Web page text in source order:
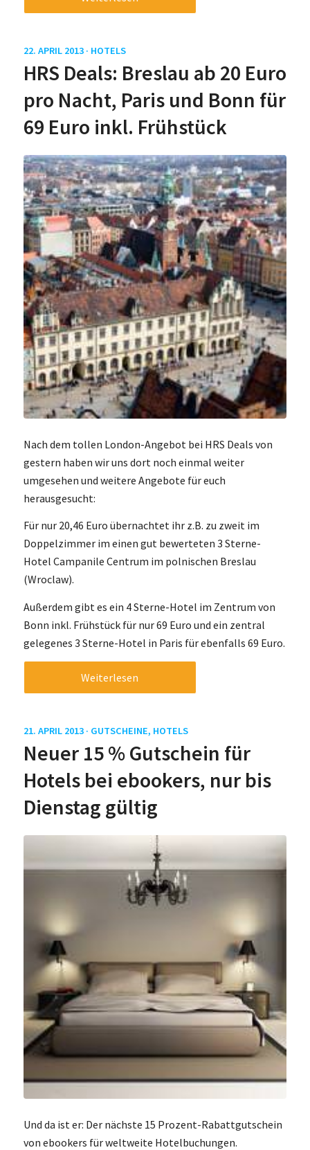
22. APRIL 2013 · HOTELS
HRS Deals: Breslau ab 20 Euro
pro Nacht, Paris und Bonn für
69 Euro inkl. Frühstück
Nach dem tollen London-Angebot bei HRS Deals von
gestern haben wir uns dort noch einmal weiter
umgesehen und weitere Angebote für euch
herausgesucht:
Für nur 20,46 Euro übernachtet ihr z.B. zu zweit im
Doppelzimmer im einen gut bewerteten 3 Sterne-
Hotel Campanile Centrum im polnischen Breslau
(Wroclaw).
Außerdem gibt es ein 4 Sterne-Hotel im Zentrum von
Bonn inkl. Frühstück für nur 69 Euro und ein zentral
gelegenes 3 Sterne-Hotel in Paris für ebenfalls 69 Euro.
Weiterlesen
21. APRIL 2013 · GUTSCHEINE, HOTELS
Neuer 15 % Gutschein für
Hotels bei ebookers, nur bis
Dienstag gültig
Und da ist er: Der nächste 15 Prozent-Rabattgutschein
von ebookers für weltweite Hotelbuchungen.